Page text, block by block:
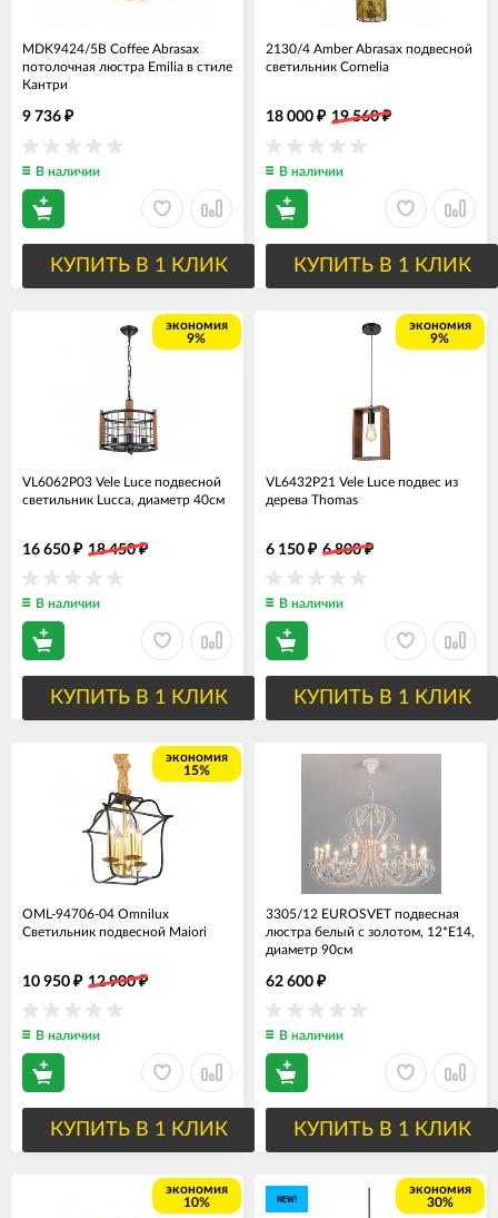
MDK9424/5B Coffee Abrasax
потолочная люстра Emilia в стиле
Кантри
9 736 ₽
В наличии
КУПИТЬ В 1 КЛИК
2130/4 Amber Abrasax подвесной
светильник Cornelia
18 000 ₽ 19 560₽
В наличии
КУПИТЬ В 1 КЛИК
экономия
9%
VL6062P03 Vele Luce подвесной
светильник Lucca, диаметр 40см
16 650 ₽ 18 450₽
В наличии
КУПИТЬ В 1 КЛИК
экономия
9%
VL6432P21 Vele Luce подвес из
дерева Thomas
6 150 ₽ 6 800₽
В наличии
КУПИТЬ В 1 КЛИК
экономия
15%
OML-94706-04 Omnilux
Светильник подвесной Maiori
10 950 ₽ 12 900₽
В наличии
КУПИТЬ В 1 КЛИК
3305/12 EUROSVET подвесная
люстра белый с золотом, 12*Е14,
диаметр 90см
62 600 ₽
В наличии
КУПИТЬ В 1 КЛИК
экономия
10%
NEW!
экономия
30%